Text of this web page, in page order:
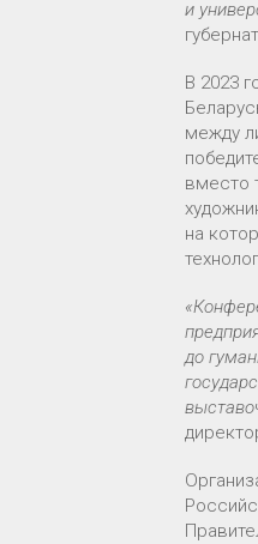
и
В 2023
между
вместо
на
до